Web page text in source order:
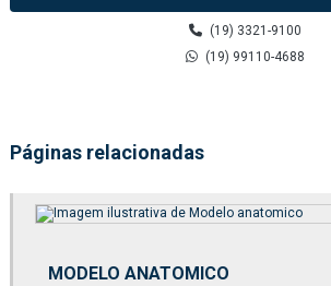
Esqueletos para área humana
Fábrica de esqueletos para área humana
Fábrica de kit molecular
Fabricação de esqueletos para área humana
(19) 3321-9100
(19) 99110-4688
Páginas relacionadas
MODELO ANATOMICO